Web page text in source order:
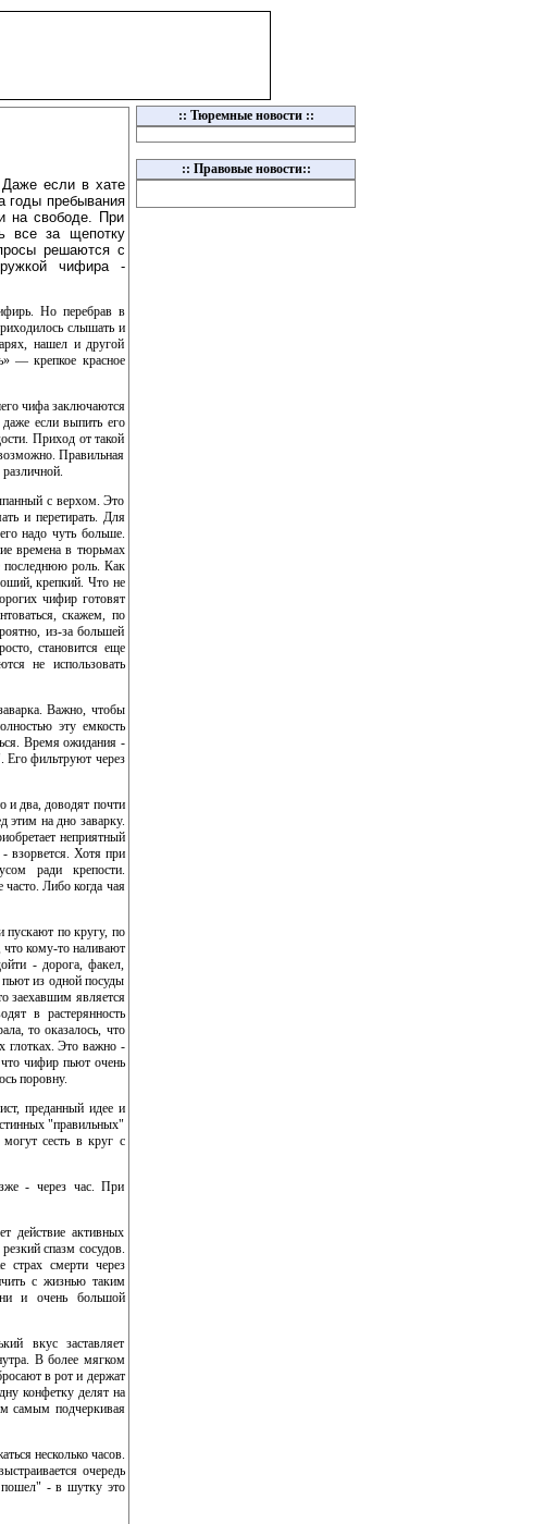
Даже если в хате
годы пребывания
на свободе. При
все за щепотку
решаются с
чифира -
Но перебрав в
слышать и
нашел и другой
— крепкое красное
чифа заключаются
если выпить его
Приход от такой
Правильная
с верхом. Это
и перетирать. Для
надо чуть больше.
времена в тюрьмах
последнюю роль. Как
крепкий. Что не
чифир готовят
скажем, по
из-за большей
становится еще
не использовать
Важно, чтобы
эту емкость
Время ожидания -
Его фильтруют через
и два, доводят почти
этим на дно заварку.
неприятный
взорвется. Хотя при
ради крепости.
Либо когда чая
пускают по кругу, по
кому-то наливают
- дорога, факел,
из одной посуды
заехавшим является
в растерянность
то оказалось, что
глотках. Это важно -
чифир пьют очень
поровну.
преданный идее и
"правильных"
сесть в круг с
- через час. При
действие активных
спазм сосудов.
страх смерти через
с жизнью таким
и очень большой
вкус заставляет
В более мягком
в рот и держат
конфетку делят на
самым подчеркивая
несколько часов.
очередь
пошел" - в шутку это
:: Тюремные новости ::
:: Правовые новости::